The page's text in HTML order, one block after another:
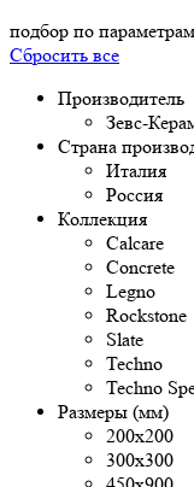
подбор по параметрам
Сбросить все
Производитель
Зевс-
Страна
Италия
Россия
Коллекция
Calcare
Concrete
Legno
Rockstone
Slate
Techno
Techno
Размеры (мм)
200х200
300х300